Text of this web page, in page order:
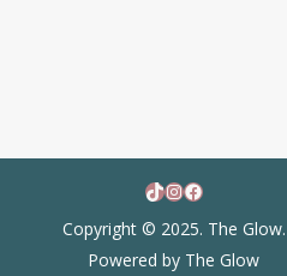
TikTok
Instagram
Facebook
Copyright © 2025. The Glow.
Powered by The Glow